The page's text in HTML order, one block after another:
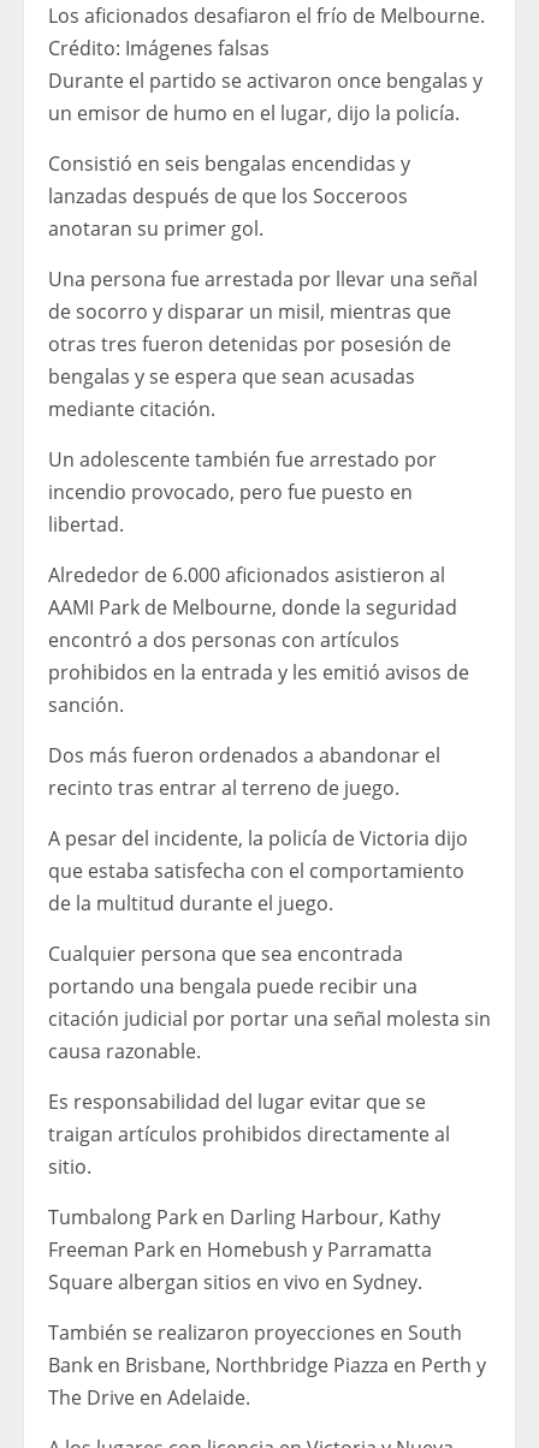
Los aficionados desafiaron el frío de Melbourne.
Crédito: Imágenes falsas
Durante el partido se activaron once bengalas y
un emisor de humo en el lugar, dijo la policía.
Consistió en seis bengalas encendidas y
lanzadas después de que los Socceroos
anotaran su primer gol.
Una persona fue arrestada por llevar una señal
de socorro y disparar un misil, mientras que
otras tres fueron detenidas por posesión de
bengalas y se espera que sean acusadas
mediante citación.
Un adolescente también fue arrestado por
incendio provocado, pero fue puesto en
libertad.
Alrededor de 6.000 aficionados asistieron al
AAMI Park de Melbourne, donde la seguridad
encontró a dos personas con artículos
prohibidos en la entrada y les emitió avisos de
sanción.
Dos más fueron ordenados a abandonar el
recinto tras entrar al terreno de juego.
A pesar del incidente, la policía de Victoria dijo
que estaba satisfecha con el comportamiento
de la multitud durante el juego.
Cualquier persona que sea encontrada
portando una bengala puede recibir una
citación judicial por portar una señal molesta sin
causa razonable.
Es responsabilidad del lugar evitar que se
traigan artículos prohibidos directamente al
sitio.
Tumbalong Park en Darling Harbour, Kathy
Freeman Park en Homebush y Parramatta
Square albergan sitios en vivo en Sydney.
También se realizaron proyecciones en South
Bank en Brisbane, Northbridge Piazza en Perth y
The Drive en Adelaide.